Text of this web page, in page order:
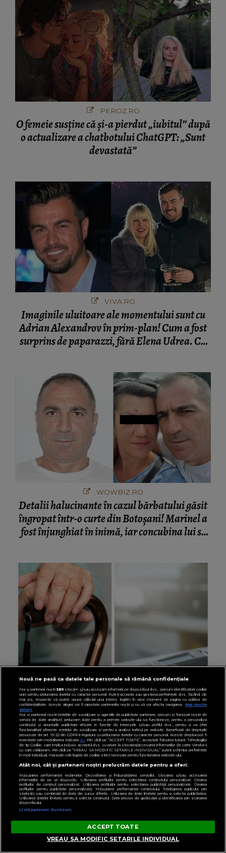
PEROZ.RO
O femeie susține că și-a pierdut „iubitul” după
o actualizare a chatbotului ChatGPT: „Sunt
devastată”
VIVA.RO
Imaginile uluitoare ale momentului sunt cu
Adrian Alexandrov în prim-plan! Cum a fost
surprins de paparazzi, fără Elena Udrea. Cu
WOWBIZ.RO
Detalii halucinante în cazul bărbatului găsit
îngropat într-o curte din Botoșani! Marinel a
fost înjunghiat în inimă, iar concubina lui se
RADIOIMPULS.RO
A încasat PENSIA mamei sale timp de 10 ani,
deși femeia era moartă. CUM A FOST
DESCOPERIT bărbatul de 50 de ani și ce
afacere a deschis cu banii obținuți? SUMA E
COLOSALĂ
Nouă ne pasă ca datele tale personale să rămână confidențiale
Noi și partenerii noștri589stocăm și/sau accesăm informații pe dispozitivul dvs., precum identificatorii cookie
unici pentru prelucrarea datelor cu caracter personal. Puteți accepta sau gestiona preferințele dvs. făcând clic
mai jos, respectiv vă puteți opune utilizării unui interes legitim în orice moment pe pagina cu politica de
confidențialitate. Aceste alegeri vor fi raportate partenerilor noștri și nu vă vor afecta navigarea.
Mai multe
detalii
Noi si partenerii nostri (retelele de socializare si agentiile de publicitate partenere, precum si furnizorii nostri de
servicii de date analitice) prelucram date pentru a permite website-ului sa functioneze, pentru a personaliza
continutul si anunturile publicitare afisate in functie de interesele si/sau profilul dvs., pentru a va oferi
functionalitati aferente retelelor de socializare si pentru a analiza traficul pe website. Beneficiati de drepturile
prevazute de art. 15-22 din GDPR in legatura cu prelucrarea datelor cu caracter personal. Aceste drepturi pot fi
exercitate prin modalitatea indicataaici. Prin click pe “ACCEPT TOATE”, acceptati folosirea tuturor Tehnologiilor
de tip Cookie, care implica inclusiv acceptul dvs. cu privire la stocarea/accesarea informatiilor de catre Vendor-ii
cu care colaboram. Prin click pe “VREAU SA MODIFIC SETARILE INDIVIDUAL” puteti schimba preferintele
in mod individual, mai putin cele legate de cookie strict necesare pentru functionarea website-ului.
Atât noi, cât și partenerii noștri prelucrăm datele pentru a oferi:
Măsurarea performanței reclamelor. Dezvoltarea și îmbunătățirea serviciilor. Stocarea și/sau accesarea
informațiilor de pe un dispozitiv. Utilizarea profilurilor pentru selectarea conținutului personalizat. Crearea
profilurilor de conținut personalizat. Utilizarea profilurilor pentru selectarea publicității personalizate. Crearea
profilurilor pentru publicitate personalizată. Măsurarea performanței conținutului. Înțelegerea publicului prin
statistici sau combinații de date din surse diferite. Utilizarea de date limitate pentru a selecta publicitatea.
Utilizarea datelor limitate pentru a selecta conținutul. Date precise de geolocație și identificarea prin scanarea
dispozitivului.
Listă parteneri (furnizori)
ACCEPT TOATE
VREAU SA MODIFIC SETARILE INDIVIDUAL